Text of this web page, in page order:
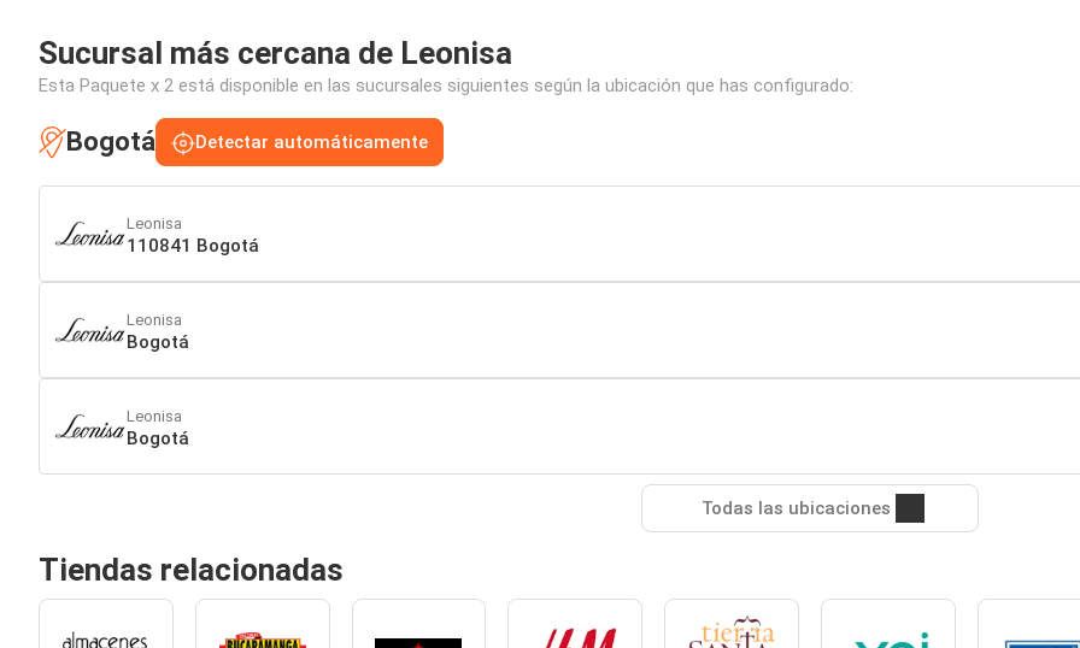
Sucursal más cercana de Leonisa
Esta Paquete x 2 está disponible en las sucursales siguientes según la ubicación que has configurado:
Bogotá Detectar automáticamente
Leonisa
110841 Bogotá
Leonisa
Bogotá
Leonisa
Bogotá
Todas las ubicaciones
Tiendas relacionadas